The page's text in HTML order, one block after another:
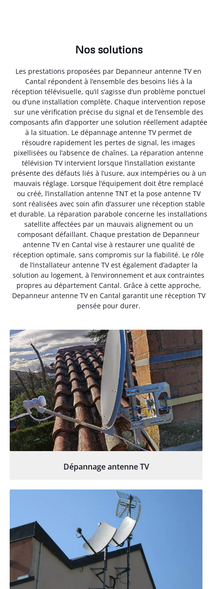
Nos solutions
Les prestations proposées par Depanneur antenne TV en
Cantal répondent à l’ensemble des besoins liés à la
réception télévisuelle, qu’il s’agisse d’un problème ponctuel
ou d’une installation complète. Chaque intervention repose
sur une vérification précise du signal et de l’ensemble des
composants afin d’apporter une solution réellement adaptée
à la situation. Le dépannage antenne TV permet de
résoudre rapidement les pertes de signal, les images
pixellisées ou l’absence de chaînes. La réparation antenne
télévision TV intervient lorsque l’installation existante
présente des défauts liés à l’usure, aux intempéries ou à un
mauvais réglage. Lorsque l’équipement doit être remplacé
ou créé, l’installation antenne TNT et la pose antenne TV
sont réalisées avec soin afin d’assurer une réception stable
et durable. La réparation parabole concerne les installations
satellite affectées par un mauvais alignement ou un
composant défaillant. Chaque prestation de Depanneur
antenne TV en Cantal vise à restaurer une qualité de
réception optimale, sans compromis sur la fiabilité. Le rôle
de l’installateur antenne TV est également d’adapter la
solution au logement, à l’environnement et aux contraintes
propres au département Cantal. Grâce à cette approche,
Depanneur antenne TV en Cantal garantit une réception TV
pensée pour durer.
Dépannage antenne TV